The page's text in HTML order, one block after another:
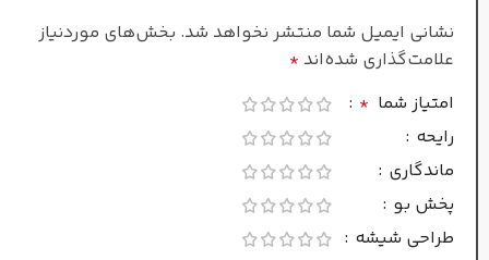
بادی پرفیوم
جنسیت
زنانه/مردانه
نشانی ایمیل شما منتشر نخواهد شد. بخش‌های موردنیاز
علامت‌گذاری شده‌اند *
امتیاز شما *
رایحه
ماندگاری
پخش بو
طراحی شیشه